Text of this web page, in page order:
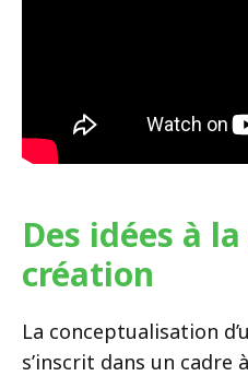
Des idées à
création
La conceptualisation
s’inscrit dans un cadre